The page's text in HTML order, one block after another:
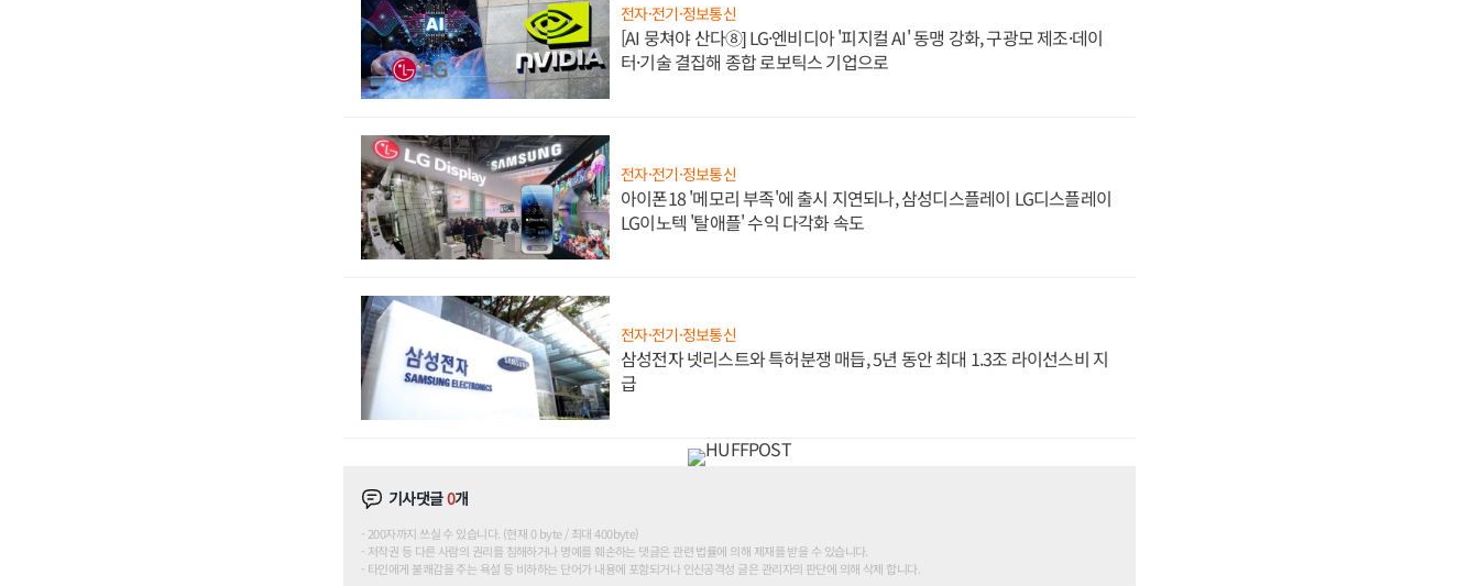
전자·전기·정보통신
[AI 뭉쳐야 산다⑧] LG·엔비디아 '피지컬 AI' 동맹 강화, 구광모 제조·데이
터·기술 결집해 종합 로보틱스 기업으로
전자·전기·정보통신
아이폰18 '메모리 부족'에 출시 지연되나, 삼성디스플레이 LG디스플레이
LG이노텍 '탈애플' 수익 다각화 속도
전자·전기·정보통신
삼성전자 넷리스트와 특허분쟁 매듭, 5년 동안 최대 1.3조 라이선스비 지
급
기사댓글0개
200자까지 쓰실 수 있습니다. (현재 0 byte / 최대 400byte)
저작권 등 다른 사람의 권리를 침해하거나 명예를 훼손하는 댓글은 관련 법률에 의해 제재를 받을 수 있습니다.
타인에게 불쾌감을 주는 욕설 등 비하하는 단어가 내용에 포함되거나 인신공격성 글은 관리자의 판단에 의해 삭제 합니다.